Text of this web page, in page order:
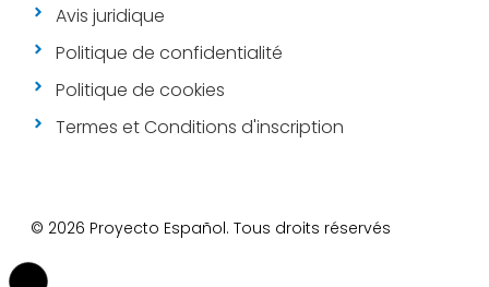
Avis juridique
Politique de confidentialité
Politique de cookies
Termes et Conditions d'inscription
© 2026 Proyecto Español. Tous droits réservés